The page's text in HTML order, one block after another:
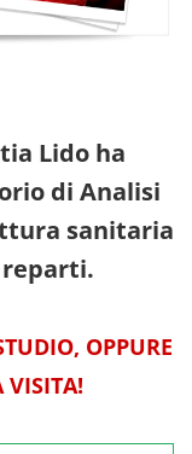
Lido ha
di Analisi
sanitaria
reparti.
OPPURE
VISITA!